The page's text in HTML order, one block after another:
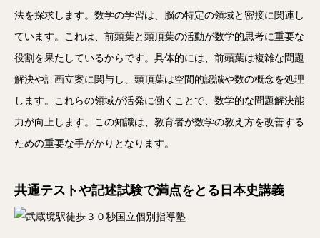
法を探求します。数学の学習は、脳の特定の領域と密接に関連し
ています。これは、前頭葉と頭頂葉の活動が数学的思考に重要な
役割を果たしているからです。具体的には、前頭葉は複雑な問題
解決や計画立案に関与し、頭頂葉は空間的認識や数の概念を処理
します。これらの領域が活発に働くことで、数学的な問題解決能
力が向上します。この知識は、教育者が数学の教え方を改善する
ための重要な手がかりとなります。
共通テストや記述試験で満点をとる日本史講義